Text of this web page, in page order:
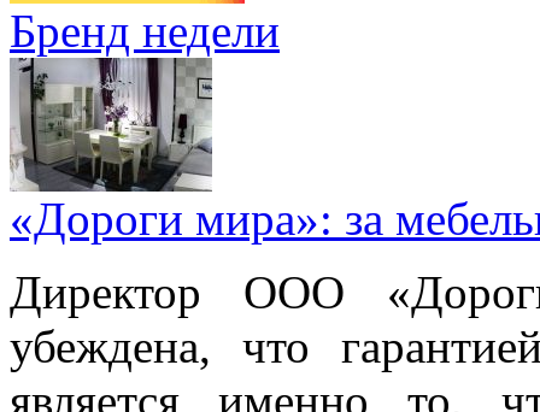
Бренд недели
«Дороги мира»: за
Директор ООО
убеждена, что
является именно то,